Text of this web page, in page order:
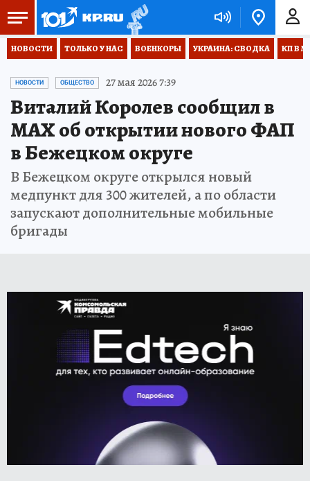
НОВОСТИ ТОЛЬКО У НАС ВОЕНКОРЫ УКРАИНА: СВОДКА КП В
НОВОСТИ ОБЩЕСТВО 27 мая 2026 7:39
Виталий Королев сообщил в
MAX об открытии нового ФАП
в Бежецком округе
В Бежецком округе открылся новый
медпункт для 300 жителей, а по области
запускают дополнительные мобильные
бригады